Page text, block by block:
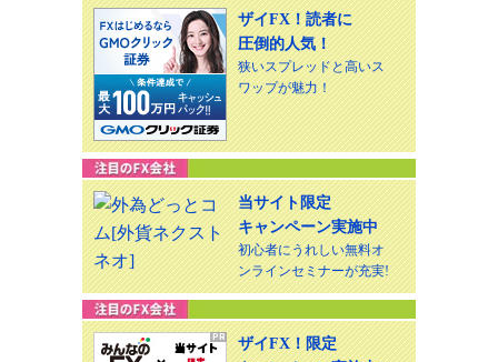
ザイFX！読者に
圧倒的人気！
狭いスプレッドと高いス
ワップが魅力！
当サイト限定
キャンペーン実施中
初心者にうれしい無料オ
ンラインセミナーが充実!
ザイFX！限定